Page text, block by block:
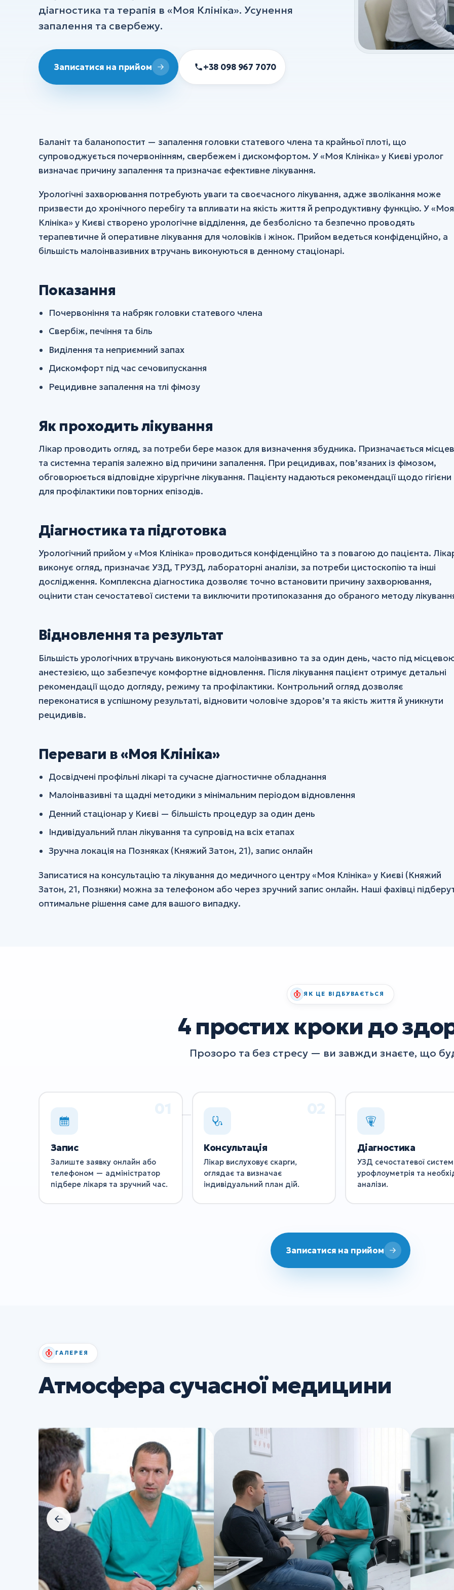
УЗД
Хірургія
Флебологія
Всі послуги
діагностика та терапія в «Моя Клініка». Усунення
запалення та свербежу.
Записатися на прийом +38 098 967 7070
Баланіт та баланопостит — запалення головки статевого члена та крайньої плоті, що
супроводжується почервонінням, свербежем і дискомфортом. У «Моя Клініка» у Києві уролог
визначає причину запалення та призначає ефективне лікування.
Урологічні захворювання потребують уваги та своєчасного лікування, адже зволікання може
призвести до хронічного перебігу та впливати на якість життя й репродуктивну функцію. У «Моя
Клініка» у Києві створено урологічне відділення, де безболісно та безпечно проводять
терапевтичне й оперативне лікування для чоловіків і жінок. Прийом ведеться конфіденційно, а
більшість малоінвазивних втручань виконуються в денному стаціонарі.
Показання
Почервоніння та набряк головки статевого члена
Свербіж, печіння та біль
Виділення та неприємний запах
Дискомфорт під час сечовипускання
Рецидивне запалення на тлі фімозу
Як проходить лікування
Лікар проводить огляд, за потреби бере мазок для визначення збудника. Призначається
та системна терапія залежно від причини запалення. При рецидивах, пов’язаних із фімозом,
обговорюється відповідне хірургічне лікування. Пацієнту надаються рекомендації щодо гігієни
для профілактики повторних епізодів.
Діагностика та підготовка
Урологічний прийом у «Моя Клініка» проводиться конфіденційно та з повагою до пацієнта.
виконує огляд, призначає УЗД, ТРУЗД, лабораторні аналізи, за потреби цистоскопію та інші
дослідження. Комплексна діагностика дозволяє точно встановити причину захворювання,
оцінити стан сечостатевої системи та виключити протипоказання до обраного методу
Відновлення та результат
Більшість урологічних втручань виконуються малоінвазивно та за один день, часто під
анестезією, що забезпечує комфортне відновлення. Після лікування пацієнт отримує детальні
рекомендації щодо догляду, режиму та профілактики. Контрольний огляд дозволяє
переконатися в успішному результаті, відновити чоловіче здоров’я та якість життя й уникнути
рецидивів.
Переваги в «Моя Клініка»
Досвідчені профільні лікарі та сучасне діагностичне обладнання
Малоінвазивні та щадні методики з мінімальним періодом відновлення
Денний стаціонар у Києві — більшість процедур за один день
Індивідуальний план лікування та супровід на всіх етапах
Зручна локація на Позняках (Княжий Затон, 21), запис онлайн
Записатися на консультацію та лікування до медичного центру «Моя Клініка» у Києві (Княжий
Затон, 21, Позняки) можна за телефоном або через зручний запис онлайн. Наші фахівці
оптимальне рішення саме для вашого випадку.
ЯК ЦЕ ВІДБУВАЄТЬСЯ
4 простих кроки до
Прозоро та без стресу — ви завжди знаєте, що
Запис
Залиште заявку онлайн або
телефоном — адміністратор
підбере лікаря та зручний час.
Консультація
Лікар вислуховує скарги,
оглядає та визначає
індивідуальний план дій.
Діагностика
УЗД сечостатевої
урофлоуметрія та
аналізи.
Записатися на прийом
ГАЛЕРЕЯ
Атмосфера сучасної медицини